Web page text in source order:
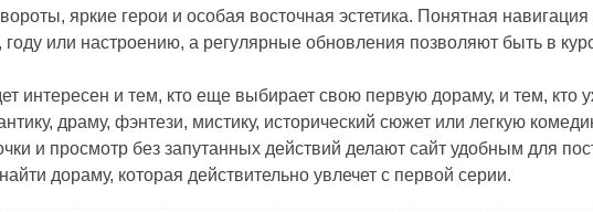
яркие герои и особая восточная эстетика. Понятная
году или настроению, а регулярные обновления позволяют быть в
интересен и тем, кто еще выбирает свою первую дораму, и тем,
драму, фэнтези, мистику, исторический сюжет или легкую
и просмотр без запутанных действий делают сайт удобным для
дораму, которая действительно увлечет с первой серии.